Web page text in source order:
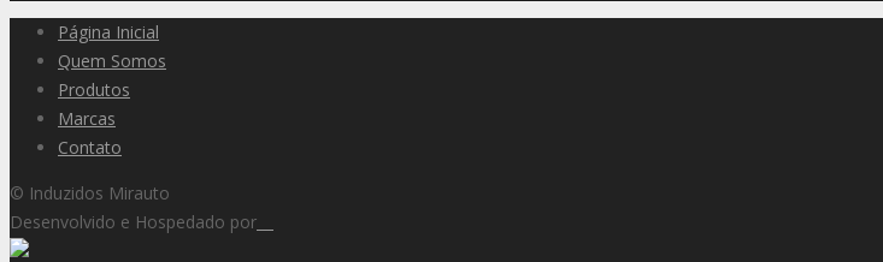
Página Inicial
Quem Somos
Produtos
Marcas
Contato
© Induzidos Mirauto
Desenvolvido e Hospedado por